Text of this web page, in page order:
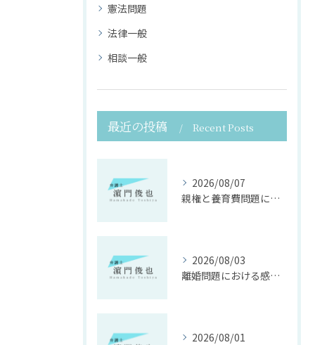
憲法問題
法律一般
相談一般
最近の投稿 Recent Posts
2026/08/07
親権と養育費問題に寄り添う法律支援
2026/08/03
離婚問題における感情面に配慮した誠実な法律サポート
2026/08/01